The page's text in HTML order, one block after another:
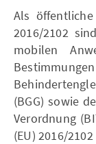
Als
2016/2102
mobilen
(BGG) sowie
Verordnung
(EU) 2016/